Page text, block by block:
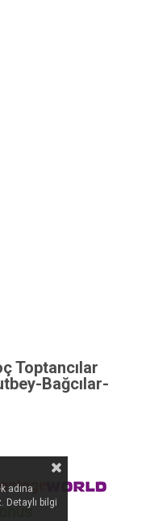
Toptancılar
Bağcılar-
adına
bilgi